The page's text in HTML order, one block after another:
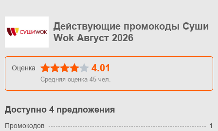
Действующие промокоды Суши
Wok Август 2026
Оценка 4.01
Средняя оценка 45 чел.
Доступно 4 предложения
Промокодов
1